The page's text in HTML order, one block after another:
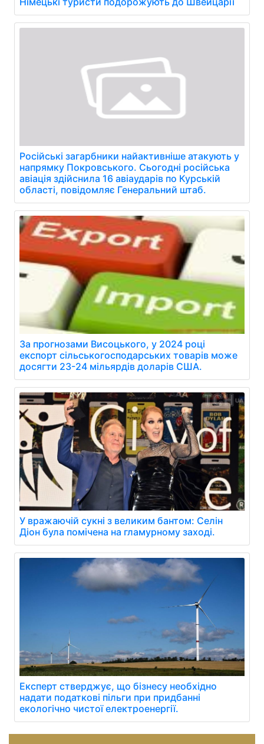
Російські загарбники найактивніше атакують у
напрямку Покровського. Сьогодні російська
авіація здійснила 16 авіаударів по Курській
області, повідомляє Генеральний штаб.
За прогнозами Висоцького, у 2024 році
експорт сільськогосподарських товарів може
досягти 23-24 мільярдів доларів США.
У вражаючій сукні з великим бантом: Селін
Діон була помічена на гламурному заході.
Експерт стверджує, що бізнесу необхідно
надати податкові пільги при придбанні
екологічно чистої електроенергії.